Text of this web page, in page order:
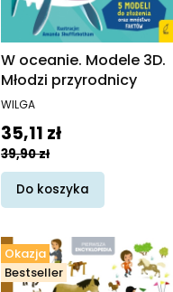
W oceanie. Modele 3D.
Młodzi przyrodnicy
PRODUCENT
WILGA
Cena promocyjna
35,11 zł
39,90 zł
Do koszyka
Okazja
Bestseller